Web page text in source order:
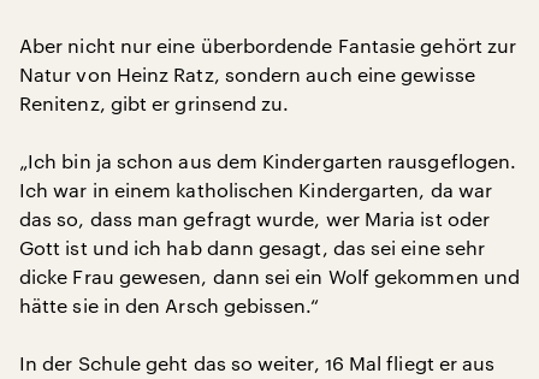
Aber nicht nur eine überbordende Fantasie gehört zur
Natur von Heinz Ratz, sondern auch eine gewisse
Renitenz, gibt er grinsend zu.
„Ich bin ja schon aus dem Kindergarten rausgeflogen.
Ich war in einem katholischen Kindergarten, da war
das so, dass man gefragt wurde, wer Maria ist oder
Gott ist und ich hab dann gesagt, das sei eine sehr
dicke Frau gewesen, dann sei ein Wolf gekommen und
hätte sie in den Arsch gebissen.“
In der Schule geht das so weiter, 16 Mal fliegt er aus